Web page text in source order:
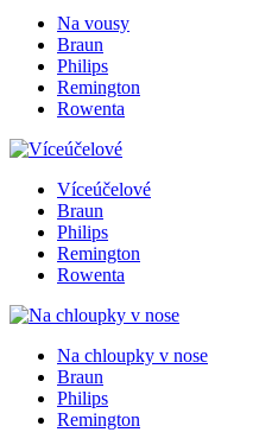
Na vousy
Braun
Philips
Remington
Rowenta
Víceúčelové
Braun
Philips
Remington
Rowenta
Na chloupky v nose
Braun
Philips
Remington